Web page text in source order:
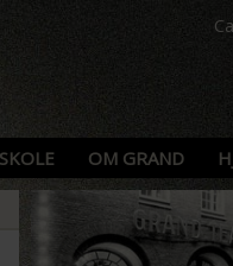
SKOLE OM GRAND